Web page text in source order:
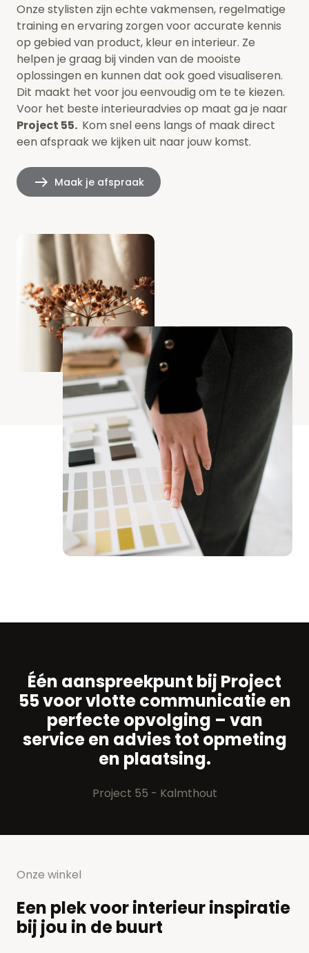
Onze stylisten zijn echte vakmensen, regelmatige
training en ervaring zorgen voor accurate kennis
op gebied van product, kleur en interieur. Ze
helpen je graag bij vinden van de mooiste
oplossingen en kunnen dat ook goed visualiseren.
Dit maakt het voor jou eenvoudig om te te kiezen.
Voor het beste interieuradvies op maat ga je naar
Project 55. Kom snel eens langs of maak direct
een afspraak we kijken uit naar jouw komst.
Maak je afspraak
Één aanspreekpunt bij Project
55 voor vlotte communicatie en
perfecte opvolging – van
service en advies tot opmeting
en plaatsing.
Project 55 - Kalmthout
Onze winkel
Een plek voor interieur inspiratie
bij jou in de buurt